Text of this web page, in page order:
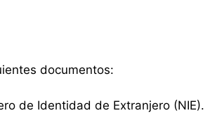
documentos:
de Identidad de Extranjero (NIE).